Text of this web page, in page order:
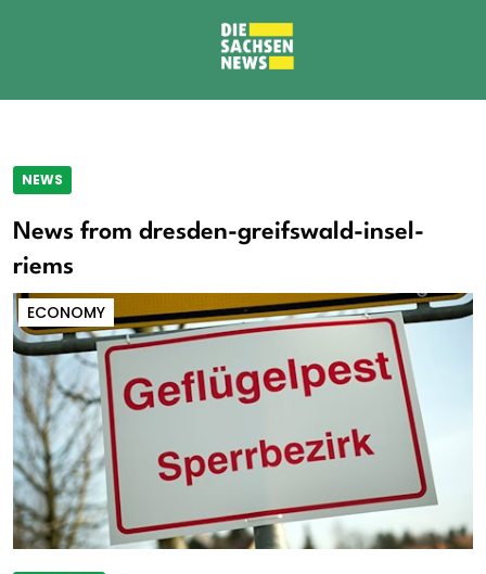
NEWS
News from dresden-greifswald-insel-
riems
ECONOMY